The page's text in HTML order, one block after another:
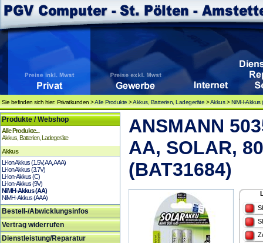
Sie befinden sich hier: Privatkunden >Alle Produkte >Akkus, Batterien, Ladegeräte >Akkus>NiMH-Akkus
Produkte / Webshop
Alle Produkte...
Akkus, Batterien, Ladegeräte
Akkus
Li-Ion Akkus (1.5V, AA, AAA)
Li-Ion Akkus (3.7V)
Li-Ion-Akkus (C)
Li-Ion-Akkus (9V)
NiMH-Akkus (AA)
NiMH-Akkus (AAA)
Bestell-/Abwicklungsinfos
Vertrag widerrufen
Dienstleistung/Reparatur
ANSMANN
AA, SOLAR,
(BAT31684)